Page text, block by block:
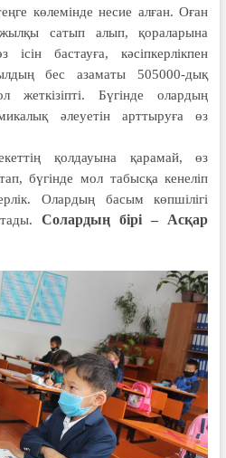
көлемінде несие алған. Оған
сатып алып, қораларына
бастауға, кәсіпкерлік­пен
бес азаматы 505000-дық
жеткізіпті. Бүгінде олар­дың
әлеуетін арттыруға өз
қолдауына қарамай, өз
бүгінде мол табысқа кенеліп
Олардың басым көпшілігі
Солардың бірі – Асқар